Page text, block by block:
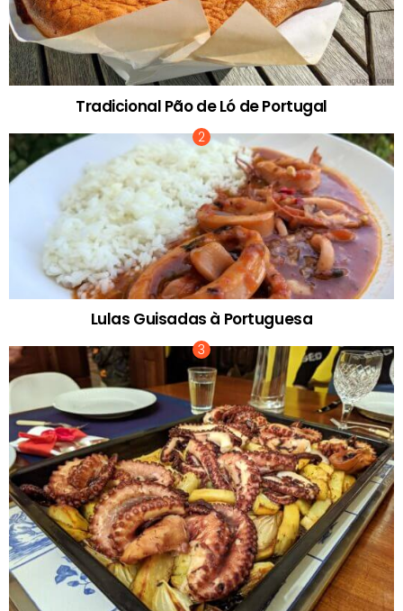
Tradicional Pão de Ló de Portugal
Lulas Guisadas à Portuguesa